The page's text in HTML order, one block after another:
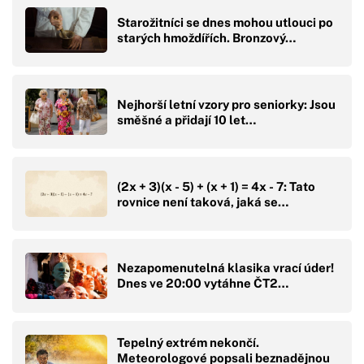
Starožitníci se dnes mohou utlouci po
starých hmoždířích. Bronzový…
Nejhorší letní vzory pro seniorky: Jsou
směšné a přidají 10 let…
(2x + 3)(x - 5) + (x + 1) = 4x - 7: Tato
rovnice není taková, jaká se…
Nezapomenutelná klasika vrací úder!
Dnes ve 20:00 vytáhne ČT2…
Tepelný extrém nekončí.
Meteorologové popsali beznadějnou